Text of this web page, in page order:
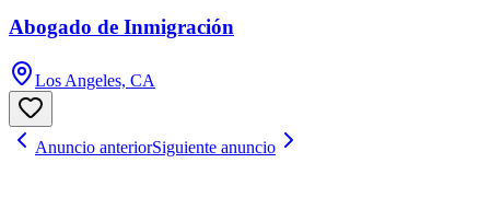
Abogado de Inmigración
Los Angeles, CA
Anuncio anteriorSiguiente anuncio